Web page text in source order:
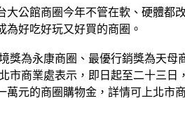
大公館商圈今年不管在軟、硬體
好吃好玩又好買的商圈。
獎為永康商圈、最優行銷獎為天
市商業處表示，即日起至二十三
元的商圈購物金，詳情可上北市